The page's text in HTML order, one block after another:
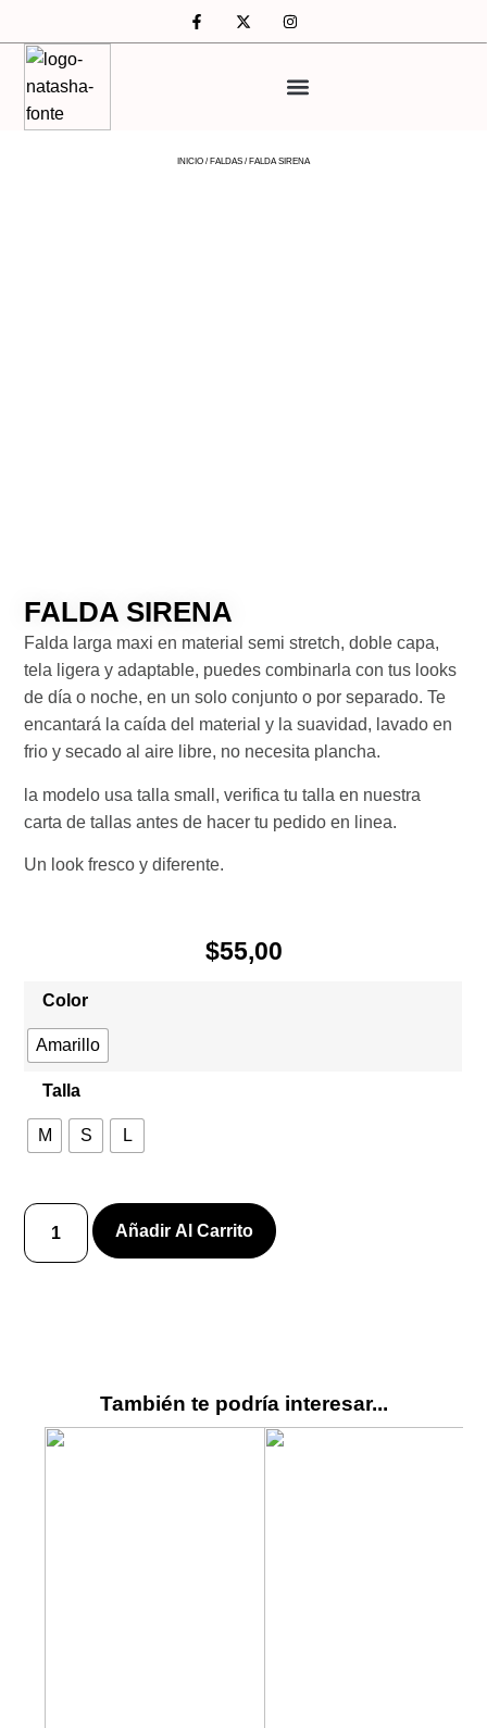
INICIO / FALDAS / FALDA SIRENA
FALDA SIRENA
Falda larga maxi en material semi stretch, doble capa,
tela ligera y adaptable, puedes combinarla con tus looks
de día o noche, en un solo conjunto o por separado. Te
encantará la caída del material y la suavidad, lavado en
frio y secado al aire libre, no necesita plancha.
la modelo usa talla small, verifica tu talla en nuestra
carta de tallas antes de hacer tu pedido en linea.
Un look fresco y diferente.
$55,00
Color
Amarillo
Talla
M S L
Añadir Al Carrito
También te podría interesar...